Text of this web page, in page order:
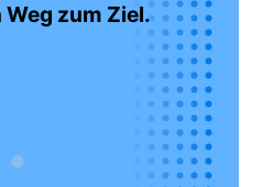
zum Ziel.